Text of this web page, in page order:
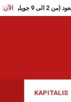
الآن:
KAPITALIS